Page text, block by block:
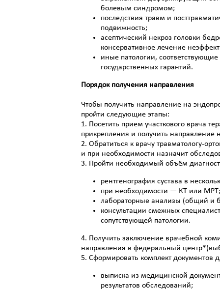
болевым синдромом;
последствия травм и
подвижность;
асептический некроз головки
консервативное лечение
иные патологии,
государственных гарантий.
Порядок получения направления
Чтобы получить направление на
пройти следующие этапы:
1. Посетить прием участкового врача
прикрепления и получить направление
2. Обратиться к врачу травматологу-
и при необходимости назначит
3. Пройти необходимый объём
рентгенография сустава в
при необходимости — КТ или МРТ;
лабораторные анализы (общий и
консультации смежных
сопутствующей патологии.
4. Получить заключение врачебной
направления в федеральный
5. Сформировать комплект документов
выписка из медицинской
результатов обследований;